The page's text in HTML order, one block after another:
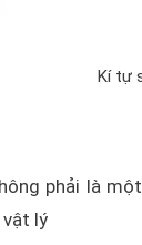
Kí tự
phải là
vật lý